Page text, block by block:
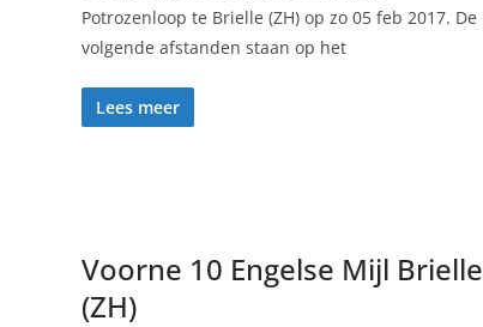
Potrozenloop te Brielle (ZH) op zo 05 feb 2017. De
volgende afstanden staan op het
Lees meer
Voorne 10 Engelse Mijl Brielle
(ZH)